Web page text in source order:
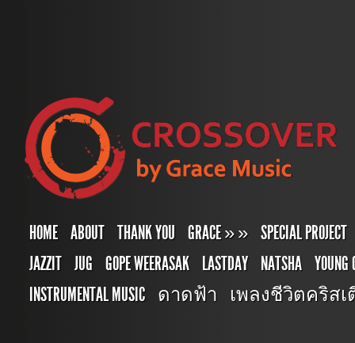
HOME ABOUT THANK YOU GRACE»» SPECIAL PROJECT
JAZZIT JUG GOPE WEERASAK LASTDAY NATSHA YOUNG
INSTRUMENTAL MUSIC ดาดฟ้า เพลงชีวิตคริสเตียน